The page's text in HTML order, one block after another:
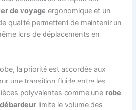
de voyage ergonomique et un
qualité permettent de maintenir un
lors de déplacements en
la priorité est accordée aux
une transition fluide entre les
polyvalentes comme une robe
débardeur limite le volume des